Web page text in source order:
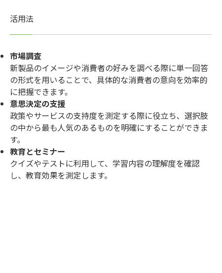
活用法
市場調査
新製品のイメージや消費者の好みを調べる際に単一回答
の形式を用いることで、具体的な消費者の意向を効率的
に把握できます。
意思決定の支援
政策やサービスの支持度を測定する際に役立ち、選択肢
の中から最も人気のあるものを明確にすることができま
す。
教育とセミナー
クイズやテストに利用して、学習内容の理解度を確認
し、教育効果を測定します。